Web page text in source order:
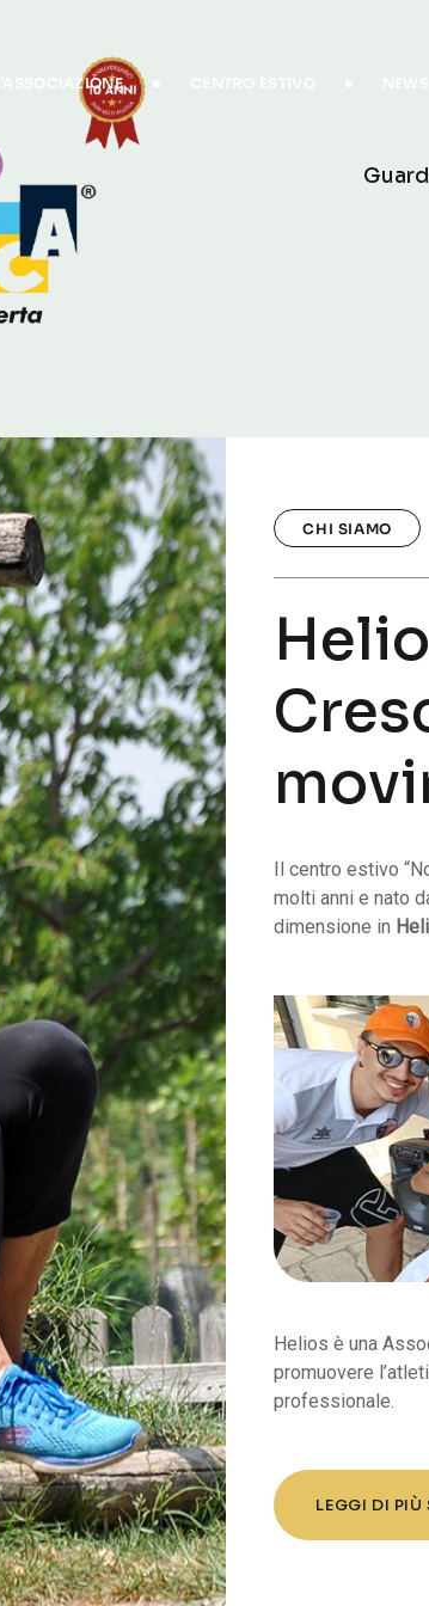
L’ASSOCIAZIONE
CHI SIAMO
Helio
Cres
movi
Il centro estivo
molti anni e nato
dimensione in
Helios è una
promuovere
professionale.
LEGGI DI